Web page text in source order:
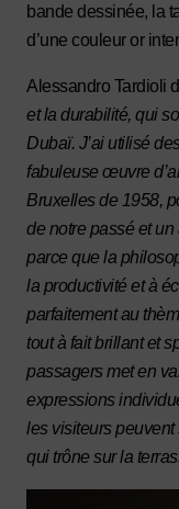
bande dessinée, la
d’une couleur or
Alessandro Tardioli
et la durabilité, qui
Dubaï. J’ai utilisé
fabuleuse œuvre
Bruxelles de 1958,
de notre passé et un
parce que la
la productivité et à
parfaitement au
tout à fait brillant et
passagers met en
expressions
les visiteurs peuvent
qui trône sur la